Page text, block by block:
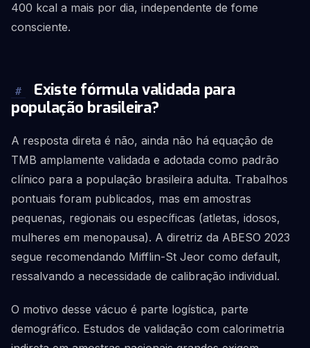
400 kcal a mais por dia, independente de fome
consciente.
#
Existe fórmula validada para
população brasileira?
A resposta direta é não, ainda não há equação de
TMB amplamente validada e adotada como padrão
clínico para a população brasileira adulta. Trabalhos
pontuais foram publicados, mas em amostras
pequenas, regionais ou específicas (atletas, idosos,
mulheres em menopausa). A diretriz da ABESO 2023
segue recomendando Mifflin-St Jeor como default,
ressalvando a necessidade de calibração individual.
O motivo desse vácuo é parte logística, parte
demográfico. Estudos de validação com calorimetria